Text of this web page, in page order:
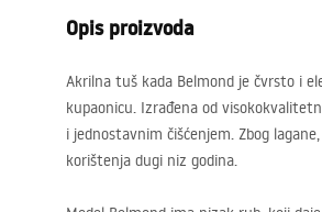
Opis proizvoda
Akrilna tuš kada Belmond je čvrsto i
kupaonicu. Izrađena od
i jednostavnim čišćenjem. Zbog
korištenja dugi niz godina.